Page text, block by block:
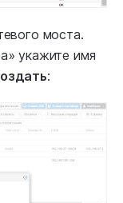
моста.
укажите имя
: